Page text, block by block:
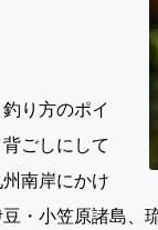
り方のポイ
ごしにして
南岸にかけ
・小笠原諸島、